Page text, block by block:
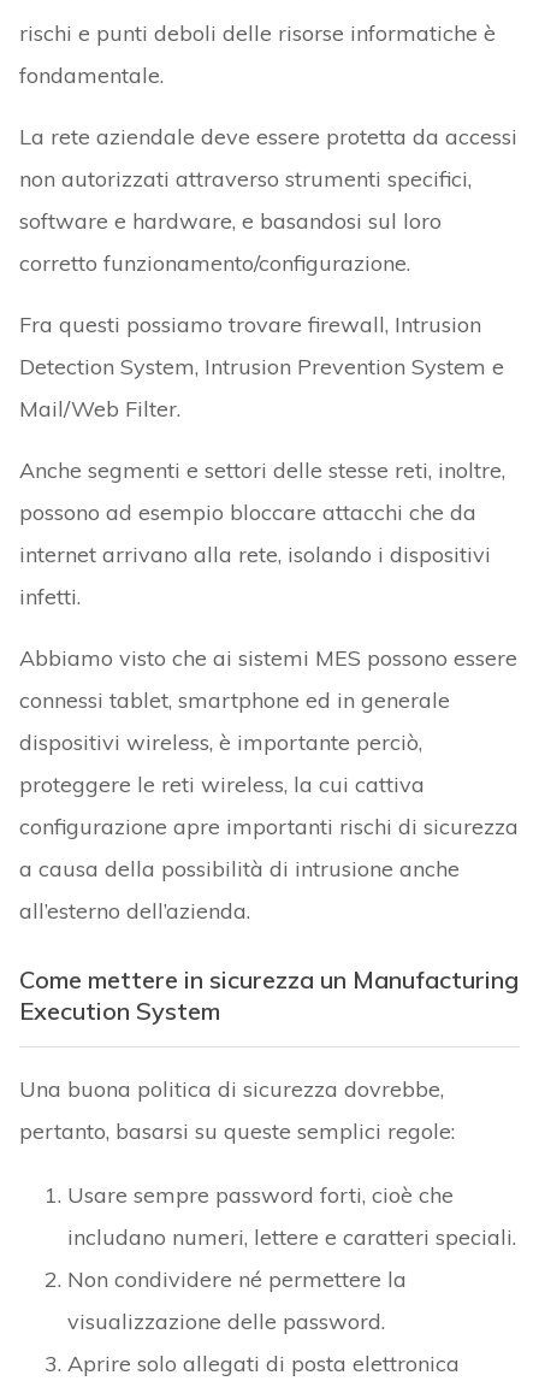
rischi e punti deboli delle risorse informatiche è
fondamentale.
La rete aziendale deve essere protetta da accessi
non autorizzati attraverso strumenti specifici,
software e hardware, e basandosi sul loro
corretto funzionamento/configurazione.
Fra questi possiamo trovare firewall, Intrusion
Detection System, Intrusion Prevention System e
Mail/Web Filter.
Anche segmenti e settori delle stesse reti, inoltre,
possono ad esempio bloccare attacchi che da
internet arrivano alla rete, isolando i dispositivi
infetti.
Abbiamo visto che ai sistemi MES possono essere
connessi tablet, smartphone ed in generale
dispositivi wireless, è importante perciò,
proteggere le reti wireless, la cui cattiva
configurazione apre importanti rischi di sicurezza
a causa della possibilità di intrusione anche
all’esterno dell’azienda.
Come mettere in sicurezza un Manufacturing
Execution System
Una buona politica di sicurezza dovrebbe,
pertanto, basarsi su queste semplici regole:
Usare sempre password forti, cioè che
includano numeri, lettere e caratteri speciali.
Non condividere né permettere la
visualizzazione delle password.
Aprire solo allegati di posta elettronica